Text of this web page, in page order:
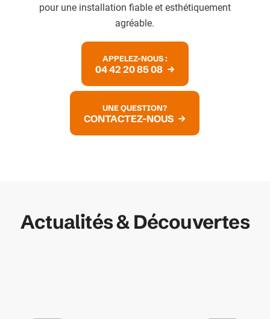
pour une installation fiable et esthétiquement
agréable.
APPELEZ-NOUS :
04 42 20 85 08
UNE QUESTION?
CONTACTEZ-NOUS
Actualités & Découvertes